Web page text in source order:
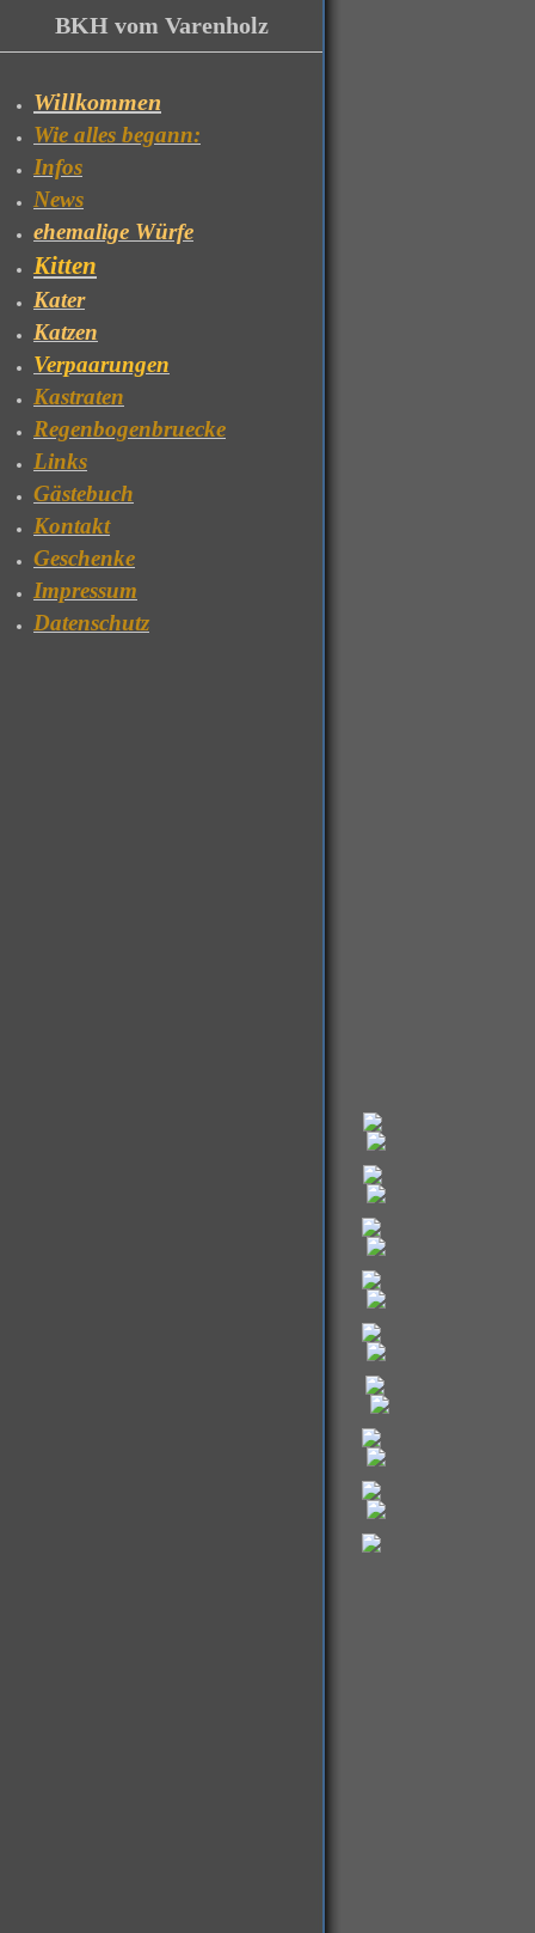
BKH vom Varenholz
Willkommen
Wie alles begann:
Infos
News
ehemalige Würfe
Kitten
Kater
Katzen
Verpaarungen
Kastraten
Regenbogenbruecke
Links
Gästebuch
Kontakt
Geschenke
Impressum
Datenschutz